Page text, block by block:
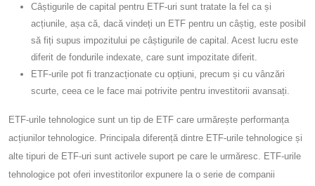
Câștigurile de capital pentru ETF-uri sunt tratate la fel ca și
acțiunile, așa că, dacă vindeți un ETF pentru un câștig, este posibil
să fiți supus impozitului pe câștigurile de capital. Acest lucru este
diferit de fondurile indexate, care sunt impozitate diferit.
ETF-urile pot fi tranzacționate cu opțiuni, precum și cu vânzări
scurte, ceea ce le face mai potrivite pentru investitorii avansați.
ETF-urile tehnologice sunt un tip de ETF care urmărește performanța
acțiunilor tehnologice. Principala diferență dintre ETF-urile tehnologice și
alte tipuri de ETF-uri sunt activele suport pe care le urmăresc. ETF-urile
tehnologice pot oferi investitorilor expunere la o serie de companii